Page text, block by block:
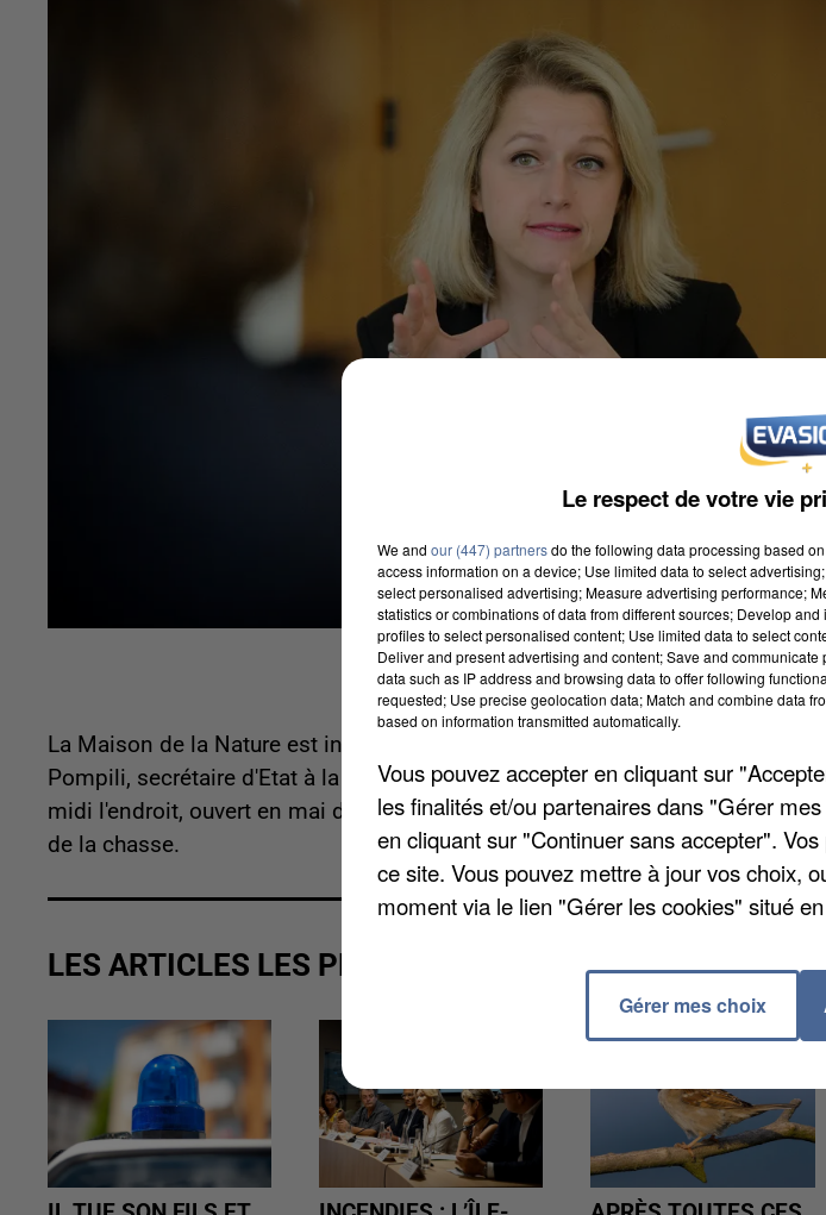
La Maison de la Nature est inaugurée aujourd'hui à Lamotte-Brebière. Et pas
Pompili, secrétaire d'Etat à la Biodiversité, et surtout habitante de la Somme.
midi l'endroit, ouvert en mai dernier, qui sert de siège aux fédérations
de la chasse.
LES ARTICLES LES PLUS VUS
Le respect de votre vie
We and our (447) partnersdo the following data processing based
access information on a device; Use limited data to select
select personalised advertising; Measure advertising performance;
statistics or combinations of data from different sources; Develop
profiles to select personalised content; Use limited data to select
Deliver and present advertising and content; Save and
data such as IP address and browsing data to offer following
requested; Use precise geolocation data; Match and combine data
based on information transmitted automatically.
Vous pouvez accepter en cliquant sur
les finalités et/ou partenaires dans "Gérer
en cliquant sur "Continuer sans accepter".
ce site. Vous pouvez mettre à jour vos choix,
moment via le lien "Gérer les cookies" situé
Gérer mes choix